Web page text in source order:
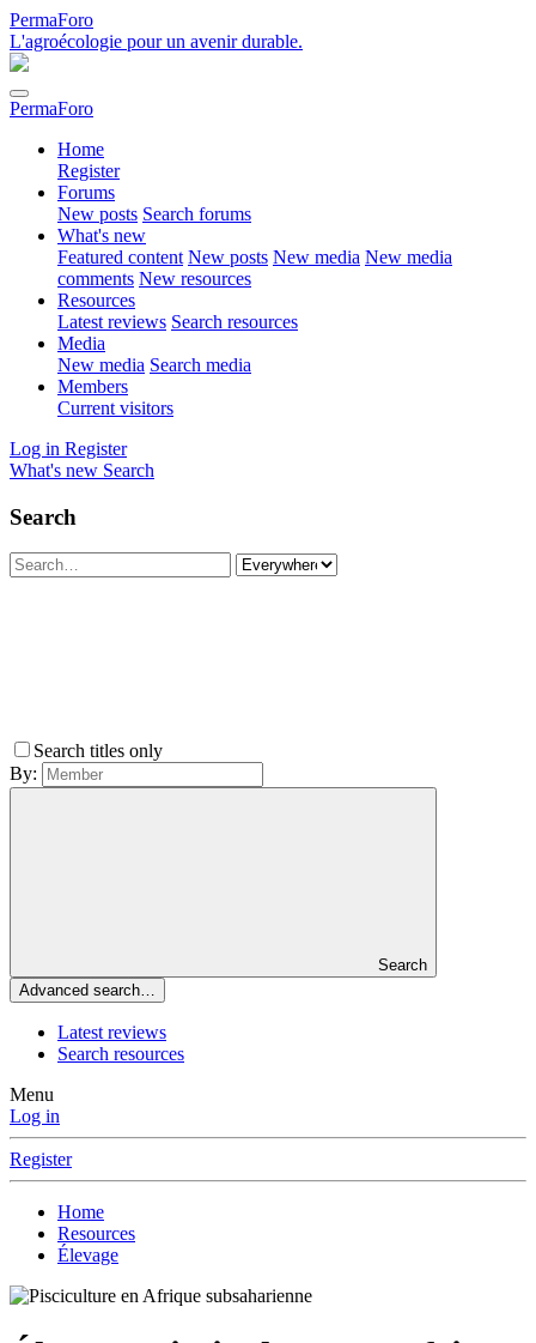
PermaForo
L'agroécologie pour un avenir durable.
PermaForo
Home
Register
Forums
New posts Search forums
What's new
Featured content New posts New media New media
comments New resources
Resources
Latest reviews Search resources
Media
New media Search media
Members
Current visitors
Log in Register
What's new Search
Search
Search titles only
By:
Search
Advanced search…
Latest reviews
Search resources
Menu
Log in
Register
Home
Resources
Élevage